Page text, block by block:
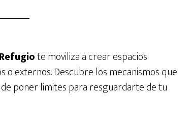
te moviliza a crear espacios
o externos. Descubre los mecanismos que
poner limites para resguardarte de tu